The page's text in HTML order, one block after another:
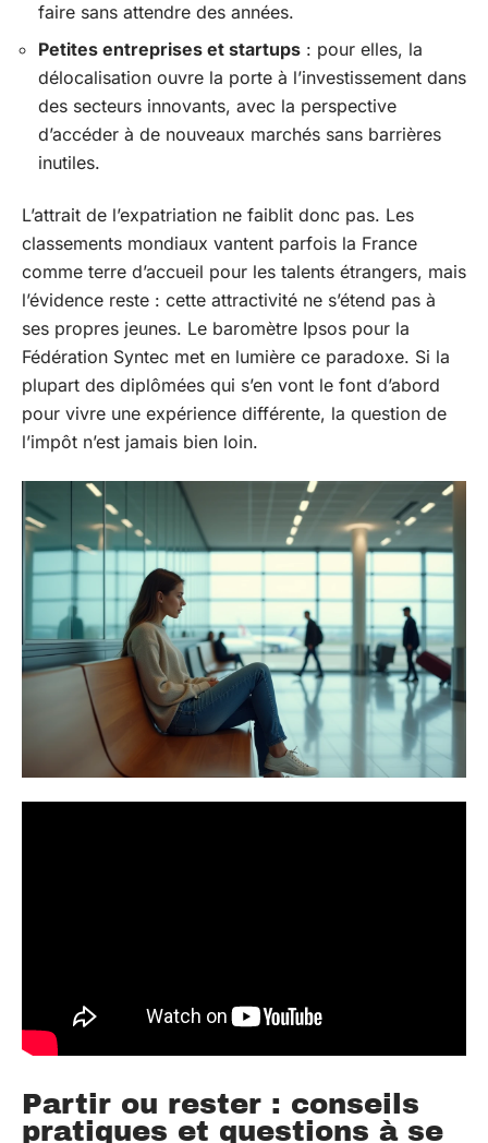
faire sans attendre des années.
Petites entreprises et startups : pour elles, la
délocalisation ouvre la porte à l’investissement dans
des secteurs innovants, avec la perspective
d’accéder à de nouveaux marchés sans barrières
inutiles.
L’attrait de l’expatriation ne faiblit donc pas. Les
classements mondiaux vantent parfois la France
comme terre d’accueil pour les talents étrangers, mais
l’évidence reste : cette attractivité ne s’étend pas à
ses propres jeunes. Le baromètre Ipsos pour la
Fédération Syntec met en lumière ce paradoxe. Si la
plupart des diplômées qui s’en vont le font d’abord
pour vivre une expérience différente, la question de
l’impôt n’est jamais bien loin.
Partir ou rester : conseils
pratiques et questions à se